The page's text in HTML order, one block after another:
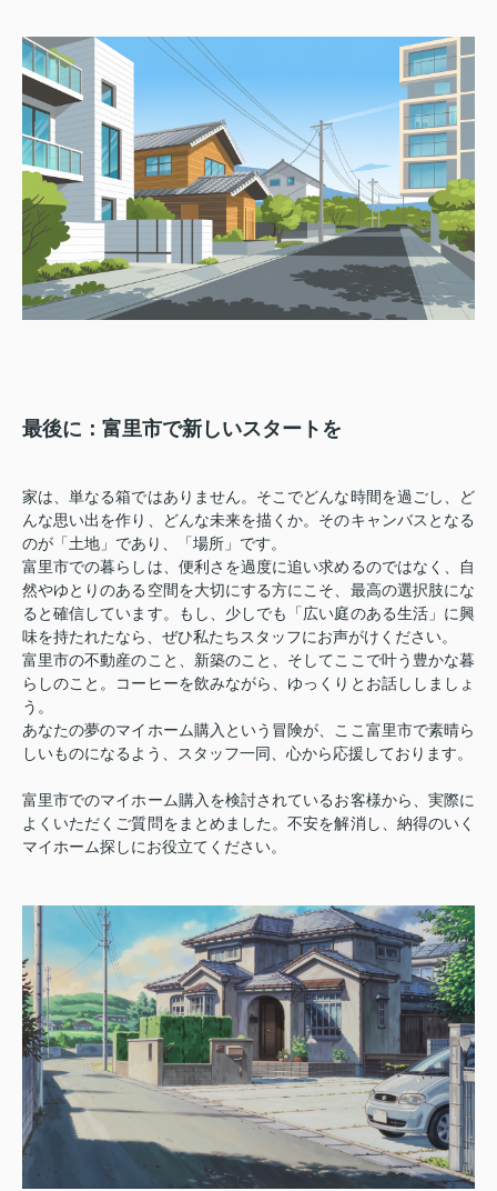
最後に：富里市で新しいスタートを
家は、単なる箱ではありません。そこでどんな時間を過ごし、ど
んな思い出を作り、どんな未来を描くか。そのキャンバスとなる
のが「土地」であり、「場所」です。
富里市での暮らしは、便利さを過度に追い求めるのではなく、自
然やゆとりのある空間を大切にする方にこそ、最高の選択肢にな
ると確信しています。もし、少しでも「広い庭のある生活」に興
味を持たれたなら、ぜひ私たちスタッフにお声がけください。
富里市の不動産のこと、新築のこと、そしてここで叶う豊かな暮
らしのこと。コーヒーを飲みながら、ゆっくりとお話ししましょ
う。
あなたの夢のマイホーム購入という冒険が、ここ富里市で素晴ら
しいものになるよう、スタッフ一同、心から応援しております。
富里市でのマイホーム購入を検討されているお客様から、実際に
よくいただくご質問をまとめました。不安を解消し、納得のいく
マイホーム探しにお役立てください。